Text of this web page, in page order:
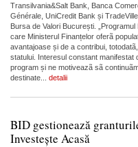
Transilvania&Salt Bank, Banca
Générale, UniCredit Bank și
Bursa de Valori București.
care Ministerul Finanțelor oferã
avantajoase și de a contribui,
statului. Interesul constant
program și ne motiveazã sã
destinate... detalii
BID gestionează
Investește Acasă